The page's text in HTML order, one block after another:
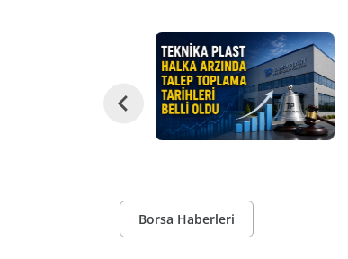
Borsa Haberleri